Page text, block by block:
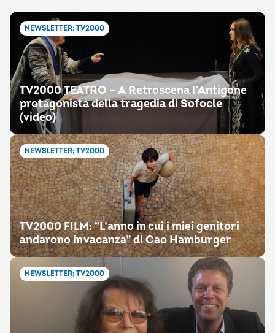
NEWSLETTER; TV2000
TV2000 TEATRO – A Retroscena l’Antigone
protagonista della tragedia di Sofocle
(video)
NEWSLETTER; TV2000
TV2000 FILM: “L’anno in cui i miei genitori
andarono in vacanza” di Cao Hamburger
NEWSLETTER; TV2000